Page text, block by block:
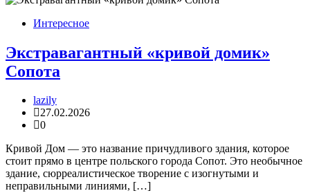
Интересное
Экстравагантный «кривой домик»
Сопота
lazily
27.02.2026
0
Кривой Дом — это название причудливого здания, которое
стоит прямо в центре польского города Сопот. Это необычное
здание, сюрреалистическое творение с изогнутыми и
неправильными линиями, […]